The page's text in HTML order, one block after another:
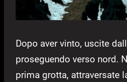
Dopo aver vinto, uscite
proseguendo verso nord.
prima grotta, attraversate